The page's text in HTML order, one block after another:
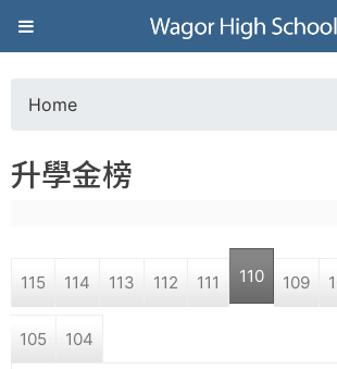
Jump to navigation
葳
格
高
學
o
a
r
Home
升學金榜
115 114 113 112 111 110 109
105 104